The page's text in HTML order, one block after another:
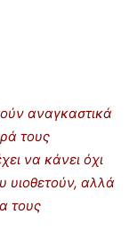
αναγκαστικά
τους
να κάνει όχι
υιοθετούν, αλλά
τους